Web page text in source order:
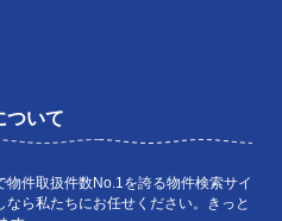
ついて
件取扱件数No.1を誇る物件検索サイ
なら私たちにお任せください。きっと